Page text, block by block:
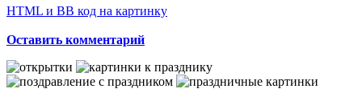
HTML и BB код на картинку
Оставить комментарий